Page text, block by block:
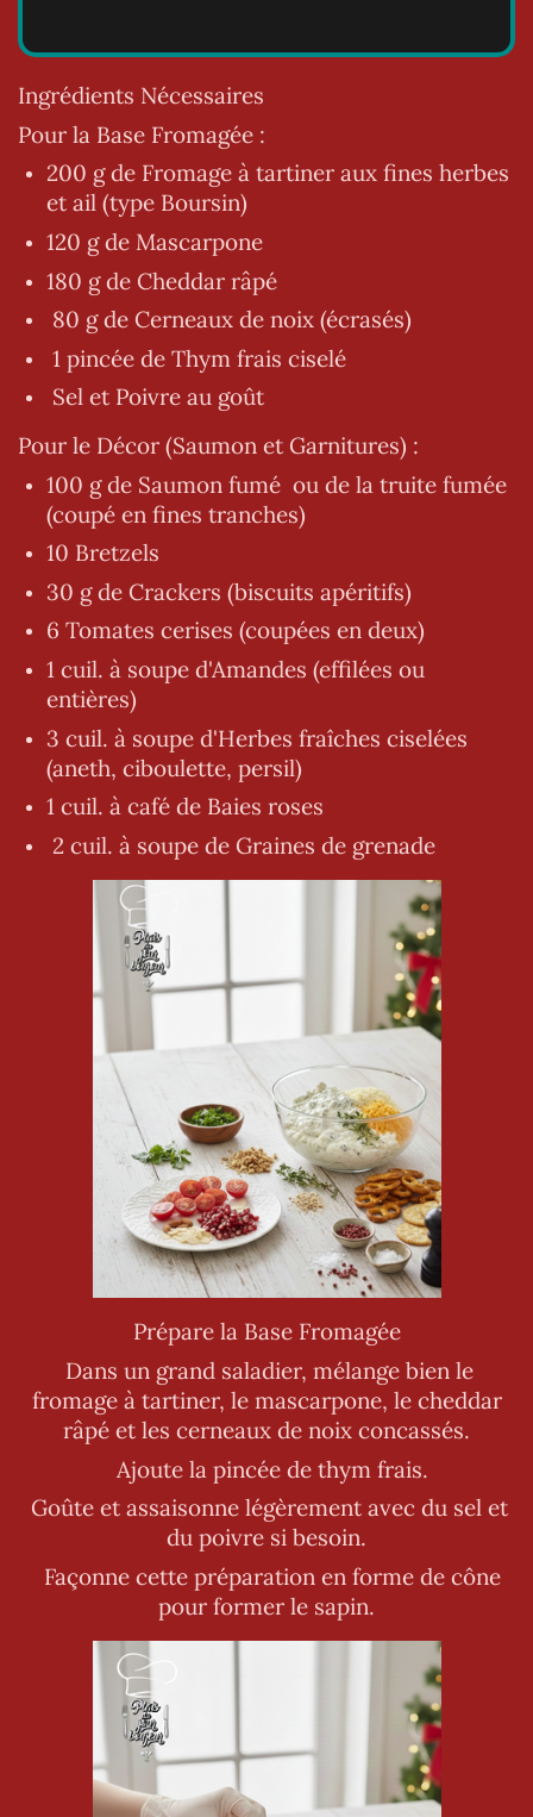
Ingrédients Nécessaires
Pour la Base Fromagée :
200 g de Fromage à tartiner aux fines herbes
et ail (type Boursin)
120 g de Mascarpone
180 g de Cheddar râpé
80 g de Cerneaux de noix (écrasés)
1 pincée de Thym frais ciselé
Sel et Poivre au goût
Pour le Décor (Saumon et Garnitures) :
100 g de Saumon fumé ou de la truite fumée
(coupé en fines tranches)
10 Bretzels
30 g de Crackers (biscuits apéritifs)
6 Tomates cerises (coupées en deux)
1 cuil. à soupe d'Amandes (effilées ou
entières)
3 cuil. à soupe d'Herbes fraîches ciselées
(aneth, ciboulette, persil)
1 cuil. à café de Baies roses
2 cuil. à soupe de Graines de grenade
Prépare la Base Fromagée
Dans un grand saladier, mélange bien le
fromage à tartiner, le mascarpone, le cheddar
râpé et les cerneaux de noix concassés.
Ajoute la pincée de thym frais.
Goûte et assaisonne légèrement avec du sel et
du poivre si besoin.
Façonne cette préparation en forme de cône
pour former le sapin.